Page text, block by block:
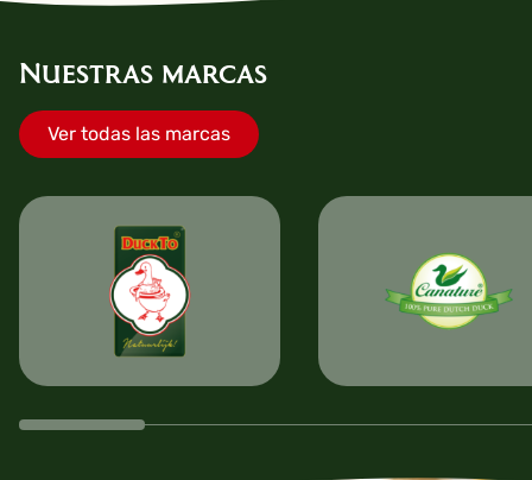
Nuestras marcas
Ver todas las marcas